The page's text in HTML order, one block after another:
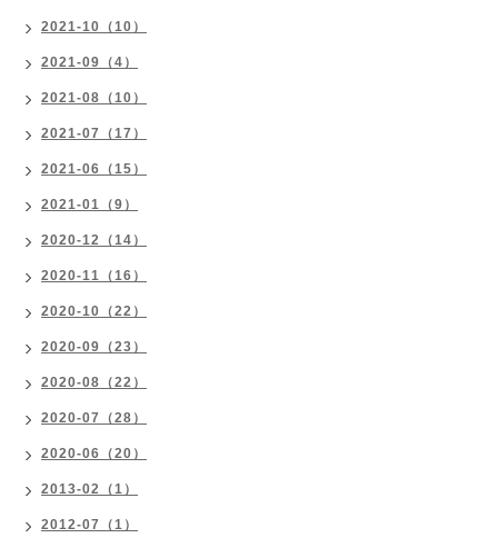
2021-10（10）
2021-09（4）
2021-08（10）
2021-07（17）
2021-06（15）
2021-01（9）
2020-12（14）
2020-11（16）
2020-10（22）
2020-09（23）
2020-08（22）
2020-07（28）
2020-06（20）
2013-02（1）
2012-07（1）